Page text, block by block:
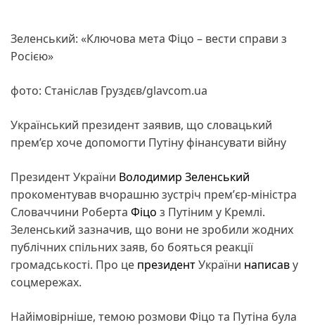
Зеленський: «Ключова мета Фіцо – вести справи з
Росією»
фото: Станіслав Груздєв/glavcom.ua
Український президент заявив, що словацький
прем’єр хоче допомогти Путіну фінансувати війну
Президент України Володимир Зеленський
прокоментував вчорашню зустріч премʼєр-міністра
Словаччини Роберта Фіцо з Путіним у Кремлі.
Зеленський зазначив, що вони не зробили жодних
публічних спільних заяв, бо бояться реакції
громадськості. Про це президентУкраїни написаву
соцмережах.
Найімовірніше, темою розмови Фіцо та Путіна була